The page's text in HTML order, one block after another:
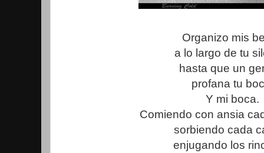
Organizo mis
a lo largo de tu
hasta que un
profana tu
Y mi boca.
Comiendo con ansia
sorbiendo cada
enjugando los